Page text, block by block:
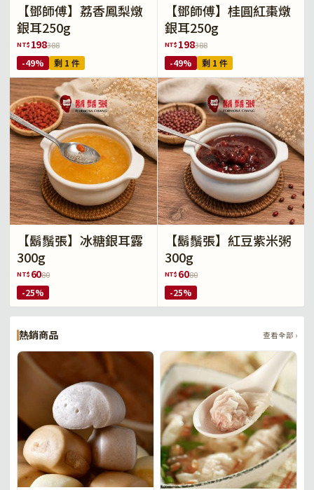
【鄧師傅】荔香鳳梨燉
銀耳250g
NT$ 198388
-49% 剩 1 件
【鄧師傅】桂圓紅棗燉
銀耳250g
NT$ 198388
-49% 剩 1 件
【鬍鬚張】冰糖銀耳露
300g
NT$ 6080
-25%
【鬍鬚張】紅豆紫米粥
300g
NT$ 6080
-25%
熱銷商品 查看全部 ›